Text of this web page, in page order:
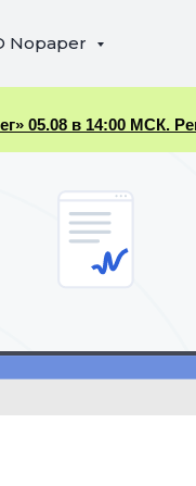
Nopaper
05.08 в 14:00 МСК.